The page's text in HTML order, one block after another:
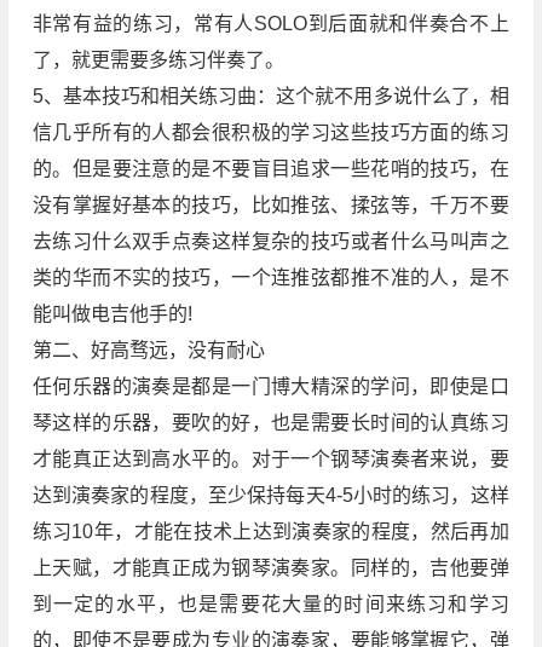
非常有益的练习，常有人SOLO到后面就和伴奏合不上
了，就更需要多练习伴奏了。
5、基本技巧和相关练习曲：这个就不用多说什么了，相
信几乎所有的人都会很积极的学习这些技巧方面的练习
的。但是要注意的是不要盲目追求一些花哨的技巧，在
没有掌握好基本的技巧，比如推弦、揉弦等，千万不要
去练习什么双手点奏这样复杂的技巧或者什么马叫声之
类的华而不实的技巧，一个连推弦都推不准的人，是不
能叫做电吉他手的!
第二、好高骛远，没有耐心
任何乐器的演奏是都是一门博大精深的学问，即使是口
琴这样的乐器，要吹的好，也是需要长时间的认真练习
才能真正达到高水平的。对于一个钢琴演奏者来说，要
达到演奏家的程度，至少保持每天4-5小时的练习，这样
练习10年，才能在技术上达到演奏家的程度，然后再加
上天赋，才能真正成为钢琴演奏家。同样的，吉他要弹
到一定的水平，也是需要花大量的时间来练习和学习
的，即使不是要成为专业的演奏家，要能够掌握它，弹